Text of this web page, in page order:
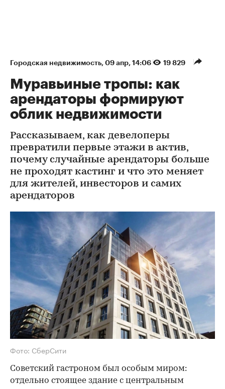
Городская недвижимость 09 апр, 14:06 19 829
Муравьиные тропы: как
арендаторы формируют
облик недвижимости
Рассказываем, как девелоперы
превратили первые этажи в актив,
почему случайные арендаторы больше
не проходят кастинг и что это меняет
для жителей, инвесторов и самих
арендаторов
Фото: СберСити
Советский гастроном был особым миром:
отдельно стоящее здание с центральным